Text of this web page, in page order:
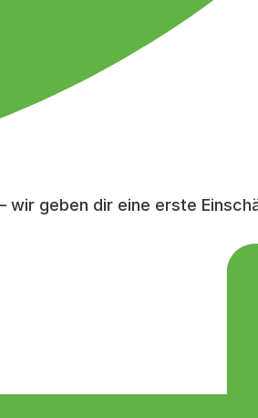
wir geben dir eine erste